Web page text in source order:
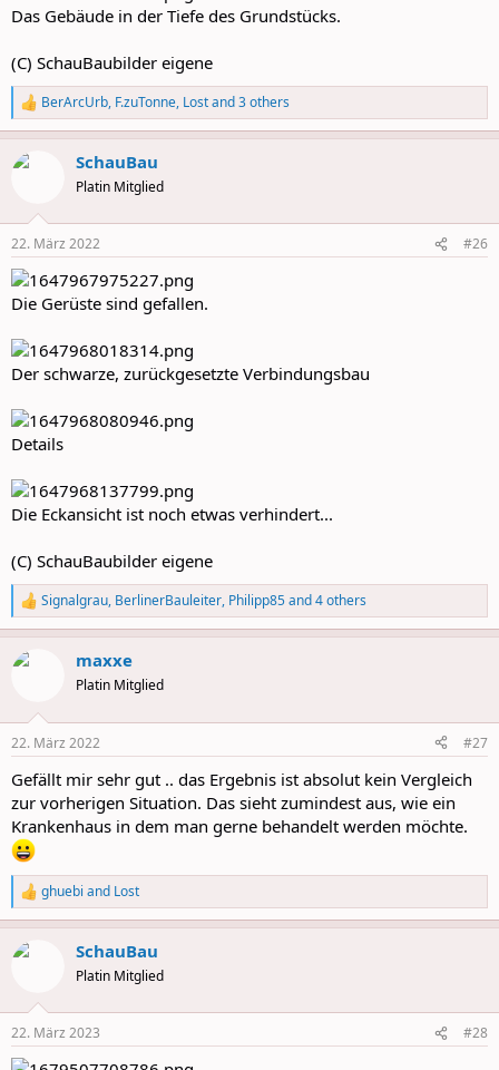
Das Gebäude in der Tiefe des Grundstücks.
(C) SchauBaubilder eigene
R
e
a
c
s
:
BerArcUrb, F.zuTonne, Lostand 3 others
SchauBau
Platin Mitglied
22. März 2022 #26
Die Gerüste sind gefallen.
Der schwarze, zurückgesetzte Verbindungsbau
Details
Die Eckansicht ist noch etwas verhindert...
(C) SchauBaubilder eigene
R
e
a
c
s
Signalgrau, BerlinerBauleiter, Philipp85and 4 others
maxxe
Platin Mitglied
22. März 2022 #27
Gefällt mir sehr gut .. das Ergebnis ist absolut kein Vergleich
zur vorherigen Situation. Das sieht zumindest aus, wie ein
Krankenhaus in dem man gerne behandelt werden möchte.
R
e
a
c
s
:
ghuebi and Lost
SchauBau
Platin Mitglied
22. März 2023 #28